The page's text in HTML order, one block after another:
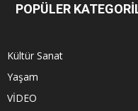
POPÜLER
Kültür Sanat
Yaşam
VİDEO